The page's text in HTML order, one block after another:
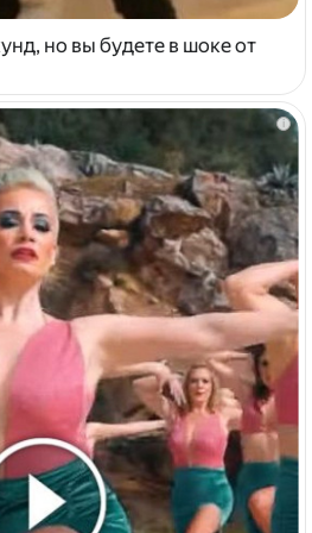
но вы будете в шоке от
i